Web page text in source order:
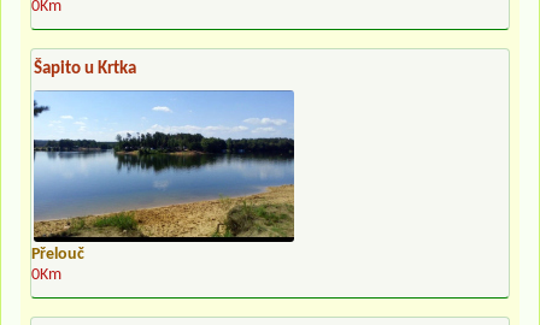
0Km
Šapito u Krtka
Přelouč
0Km